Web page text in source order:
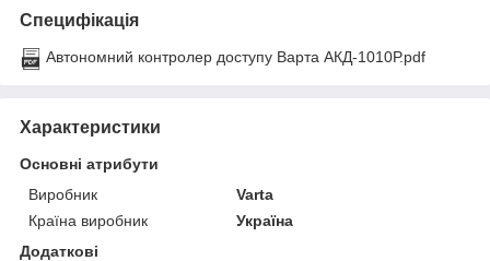
Специфікація
Автономний контролер доступу Варта АКД-1010Р.pdf
Характеристики
Основні атрибути
Виробник
Varta
Країна виробник
Україна
Додаткові